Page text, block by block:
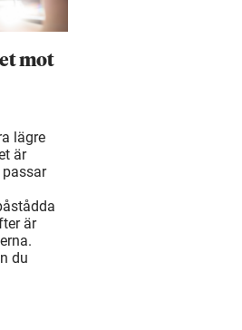
mot
lägre
är
är
du